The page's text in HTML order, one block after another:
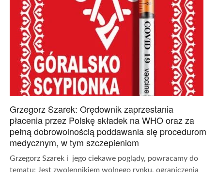
Grzegorz Szarek: Orędownik zaprzestania
płacenia przez Polskę składek na WHO oraz za
pełną dobrowolnością poddawania się procedurom
medycznym, w tym szczepieniom
Grzegorz Szarek i jego ciekawe poglądy, powracamy do
tematu: Jest zwolennikiem wolnego rynku, ograniczenia